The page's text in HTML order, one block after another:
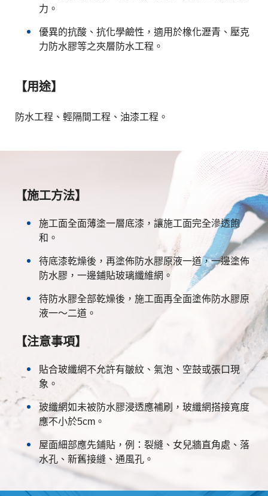
力。
優異的抗酸、抗化學鹼性，適用於橡化瀝青、壓克
力防水膠等之夾層防水工程。
【用途】
防水工程、輕隔間工程、油漆工程。
【施工方法】
施工面全面薄塗一層底漆，讓施工面完全滲透飽
和。
待底漆乾燥後，再塗佈防水膠原液一道，一邊塗佈
防水膠，一邊鋪貼玻璃纖維網。
待防水膠全部乾燥後，施工面再全面塗佈防水膠原
液一～二道。
【注意事項】
貼合玻纖網不允許有皺紋、氣泡、空鼓或張口現
象。
玻纖網如未被防水膠浸透應補刷，玻纖網搭接寬度
應不小於5cm。
屋面細部應先鋪貼，例：裂縫、女兒牆直角處、落
水孔、新舊接縫、通風孔。